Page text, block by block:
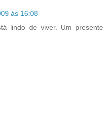
às 16:08
lindo de viver. Um presente